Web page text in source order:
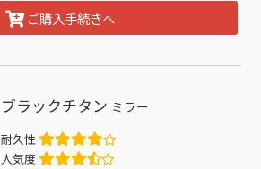
ご購入手続きへ
ブラックチタン ミラー
耐久性
人気度